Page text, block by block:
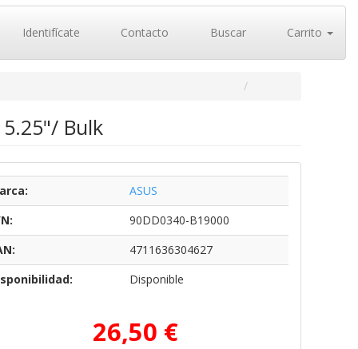
Identifícate Contacto Buscar Carrito
Bulk
ASUS
90DD0340-B19000
4711636304627
Disponible
26,50 €